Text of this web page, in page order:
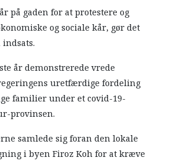
på gaden for at protestere og
og sociale kår, gør det
år demonstrerede vrede
uretfærdige fordeling
familier under et covid-19-
provinsen.
samlede sig foran den lokale
i byen Firoz Koh for at kræve